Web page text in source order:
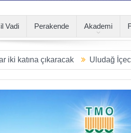
Vadi Perakende Akademi
çıkaracak Uludağ İçecek’ten